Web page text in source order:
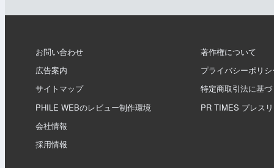
お問い合わせ
広告案内
サイトマップ
PHILE WEBのレビュー制作環境
会社情報
採用情報
著作権について
プライバシーポリ
特定商取引法に基
PR TIMES プレス